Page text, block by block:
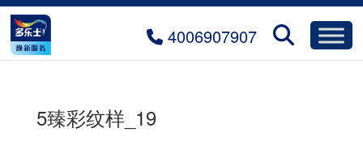
4006907907
5臻彩纹样_19